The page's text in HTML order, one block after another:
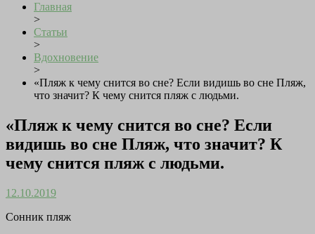
Главная
>
Статьи
>
Вдохновение
>
«Пляж к чему снится во сне? Если видишь во сне Пляж,
что значит? К чему снится пляж с людьми.
«Пляж к чему снится во сне? Если
видишь во сне Пляж, что значит? К
чему снится пляж с людьми.
12.10.2019
Сонник пляж